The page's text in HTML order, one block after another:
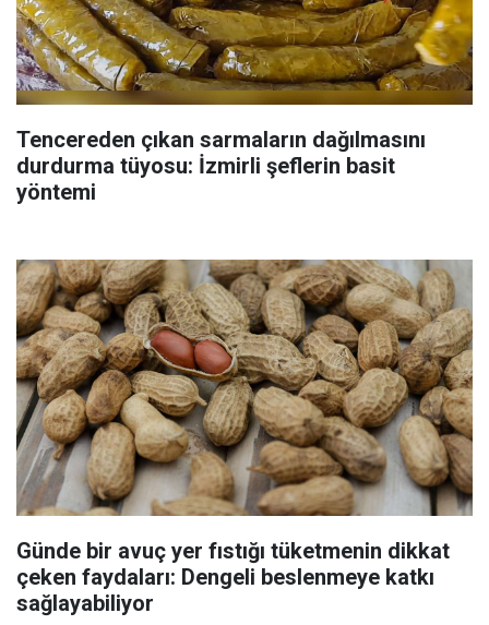
Tencereden çıkan sarmaların dağılmasını
durdurma tüyosu: İzmirli şeflerin basit
yöntemi
Günde bir avuç yer fıstığı tüketmenin dikkat
çeken faydaları: Dengeli beslenmeye katkı
sağlayabiliyor